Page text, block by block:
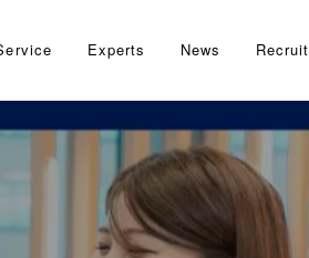
Experts News Recruit